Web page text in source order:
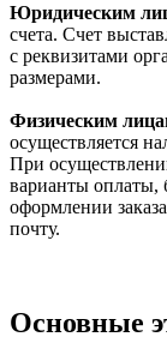
Юридическим
счета. Счет
с реквизитами
размерами.
Физическим
осуществляется
При
варианты оплаты,
оформлении
почту.
Основные